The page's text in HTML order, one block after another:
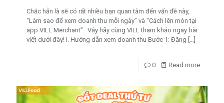
Chắc hẳn là sẽ có rất nhiều bạn quan tâm đến vấn đề này,
“Làm sao để xem doanh thu mỗi ngày” và “Cách lên món tại
app VILL Merchant”. Vậy hãy cùng VILL tham khảo ngay bài
viết dưới đây! I. Hướng dẫn xem doanh thu Bước 1: Đăng
0 Read more